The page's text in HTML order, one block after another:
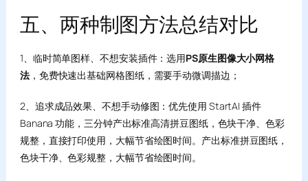
五、两种制图方法总结对比
1、临时简单图样、不想安装插件：选用PS原生图像大小网格
法，免费快速出基础网格图纸，需要手动微调描边；
2、追求成品效果、不想手动修图：优先使用 StartAI 插件
Banana 功能，三分钟产出标准高清拼豆图纸，色块干净、色彩
规整，直接打印使用，大幅节省绘图时间。产出标准拼豆图纸，
色块干净、色彩规整，大幅节省绘图时间。